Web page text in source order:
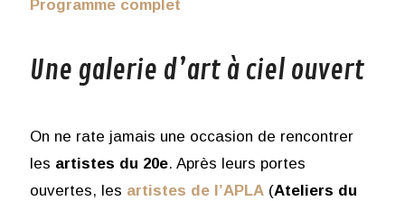
Programme complet
Une galerie d’art à ciel ouvert
On ne rate jamais une occasion de rencontrer
les artistes du 20e. Après leurs portes
ouvertes, les artistes de l’APLA(Ateliers du